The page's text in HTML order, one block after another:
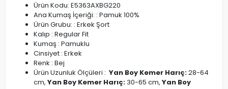
Ürün Kodu: E5363AXBG220
Ana Kumaş İçeriği: : Pamuk 100%
Ürün Grubu: : Erkek Şort
Kalıp : Regular Fit
Kumaş : Pamuklu
Cinsiyet : Erkek
Renk : Bej
Ürün Uzunluk Ölçüleri : Yan Boy Kemer Harıç:28-64
cm, Yan Boy Kemer Harıç:30-65 cm, Yan Boy